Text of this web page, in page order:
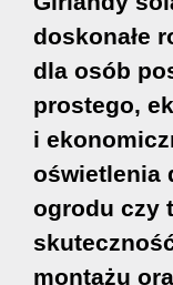
doskonałe
dla osób
prostego,
i
oświetlenia
ogrodu czy
montażu